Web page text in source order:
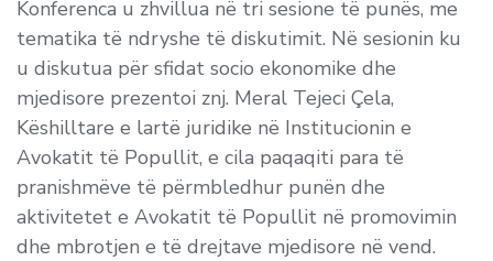
Konferenca u zhvillua në tri sesione të punës, me
tematika të ndryshe të diskutimit. Në sesionin ku
u diskutua për sfidat socio ekonomike dhe
mjedisore prezentoi znj. Meral Tejeci Çela,
Këshilltare e lartë juridike në Institucionin e
Avokatit të Popullit, e cila paqaqiti para të
pranishmëve të përmbledhur punën dhe
aktivitetet e Avokatit të Popullit në promovimin
dhe mbrotjen e të drejtave mjedisore në vend.